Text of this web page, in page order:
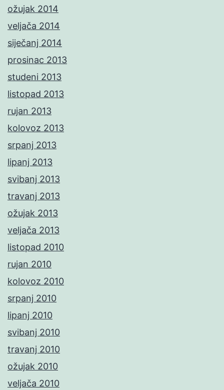
ožujak 2014
veljača 2014
siječanj 2014
prosinac 2013
studeni 2013
listopad 2013
rujan 2013
kolovoz 2013
srpanj 2013
lipanj 2013
svibanj 2013
travanj 2013
ožujak 2013
veljača 2013
listopad 2010
rujan 2010
kolovoz 2010
srpanj 2010
lipanj 2010
svibanj 2010
travanj 2010
ožujak 2010
veljača 2010